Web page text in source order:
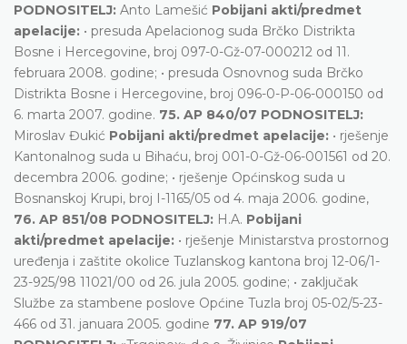
PODNOSITELJ: Anto Lamešić Pobijani akti/predmet
apelacije: • presuda Apelacionog suda Brčko Distrikta
Bosne i Hercegovine, broj 097-0-Gž-07-000212 od 11.
februara 2008. godine; • presuda Osnovnog suda Brčko
Distrikta Bosne i Hercegovine, broj 096-0-P-06-000150 od
6. marta 2007. godine. 75. AP 840/07 PODNOSITELJ:
Miroslav Đukić Pobijani akti/predmet apelacije: • rješenje
Kantonalnog suda u Bihaću, broj 001-0-Gž-06-001561 od 20.
decembra 2006. godine; • rješenje Općinskog suda u
Bosnanskoj Krupi, broj I-1165/05 od 4. maja 2006. godine,
76. AP 851/08 PODNOSITELJ: H.A. Pobijani
akti/predmet apelacije: • rješenje Ministarstva prostornog
uređenja i zaštite okolice Tuzlanskog kantona broj 12-06/1-
23-925/98 11021/00 od 26. jula 2005. godine; • zaključak
Službe za stambene poslove Općine Tuzla broj 05-02/5-23-
466 od 31. januara 2005. godine 77. AP 919/07